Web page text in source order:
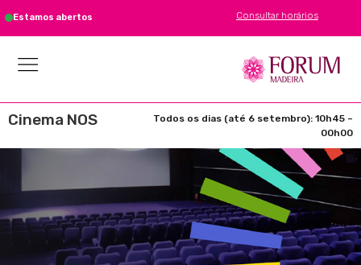
Estamos abertos Consultar horários
Cinema NOS
Todos os dias (até 6 setembro): 10h45 –
00h00